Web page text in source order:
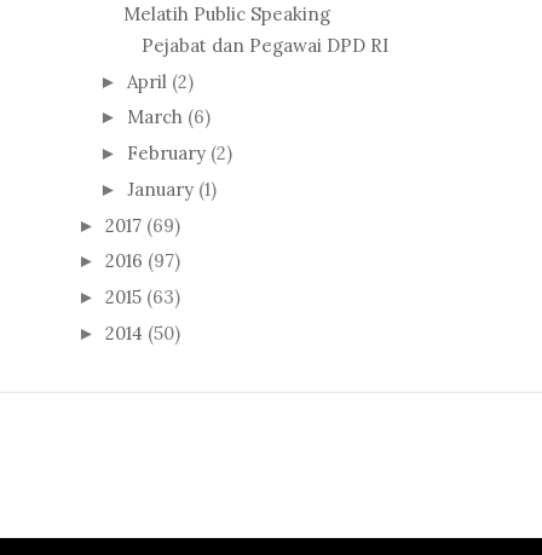
Melatih Public Speaking
Pejabat dan Pegawai DPD RI
► April (2)
► March (6)
► February (2)
► January (1)
► 2017 (69)
► 2016 (97)
► 2015 (63)
► 2014 (50)